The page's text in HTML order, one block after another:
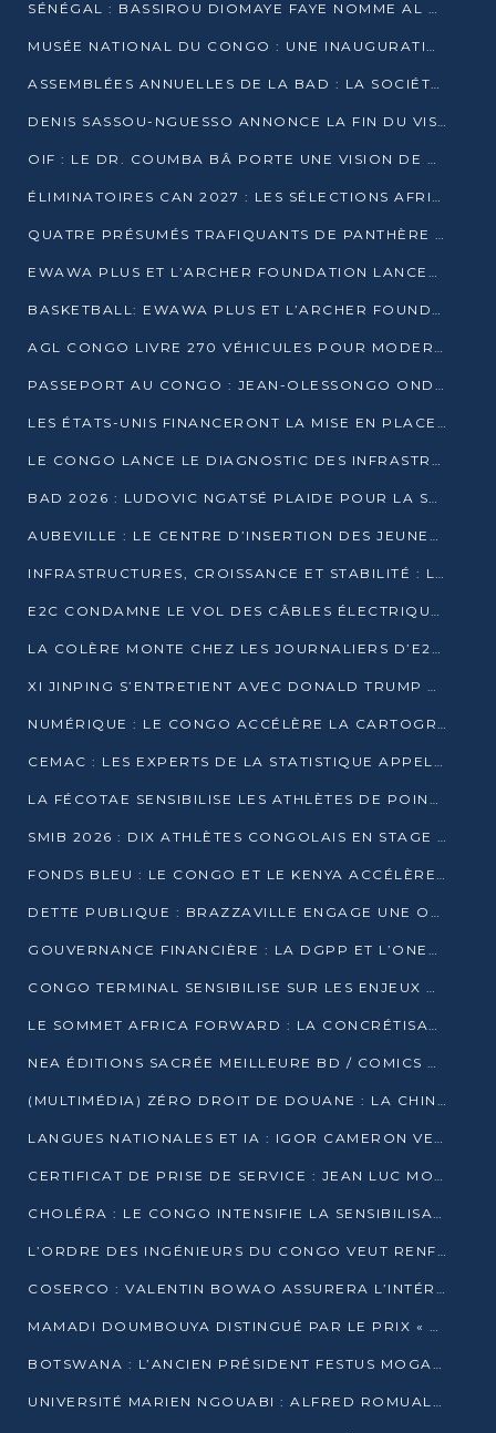
SÉNÉGAL : BASSIROU DIOMAYE FAYE NOMME AL AMINOU LÔ PREMIER MINISTRE
MUSÉE NATIONAL DU CONGO : UNE INAUGURATION PORTEUSE D’ESPOIR POUR LA CULTURE
ASSEMBLÉES ANNUELLES DE LA BAD : LA SOCIÉTÉ CIVILE CONGOLAISE À LA RECHERCHE DE PARTENAIRES POUR SES PROJETS
DENIS SASSOU-NGUESSO ANNONCE LA FIN DU VISA POUR LES AFRICAINS EN 2027
OIF : LE DR. COUMBA BÂ PORTE UNE VISION DE DIALOGUE, DE STABILITÉ ET DE RÉFORME À LA TÊTE
ÉLIMINATOIRES CAN 2027 : LES SÉLECTIONS AFRICAINES CONNAISSENT LEURS ADVERSAIRES
QUATRE PRÉSUMÉS TRAFIQUANTS DE PANTHÈRE ARRÊTÉS À EWO
EWAWA PLUS ET L’ARCHER FOUNDATION LANCENT UN CAMP DE BASKET POUR LES JEUNES À BRAZZAVILLE
BASKETBALL: EWAWA PLUS ET L’ARCHER FOUNDATION LANCENT UN CAMP POUR LES JEUNES
AGL CONGO LIVRE 270 VÉHICULES POUR MODERNISER LE TRANSPORT URBAIN
PASSEPORT AU CONGO : JEAN-OLESSONGO ONDAYE VEUT METTRE FIN AUX LENTEURS ADMINISTRATIVES
LES ÉTATS-UNIS FINANCERONT LA MISE EN PLACE DE JUSQU’À 50 CLINIQUES DE LUTTE CONTRE L’EBOLA
LE CONGO LANCE LE DIAGNOSTIC DES INFRASTRUCTURES SPORTIVES DU COMPLEXE DE KINTÉLÉ
BAD 2026 : LUDOVIC NGATSÉ PLAIDE POUR LA SOUVERAINETÉ FINANCIÈRE AFRICAINE
AUBEVILLE : LE CENTRE D’INSERTION DES JEUNES PRÊT À OUVRIR SES PORTES
INFRASTRUCTURES, CROISSANCE ET STABILITÉ : LA GUINÉE AFFÛTE SES AMBITIONS
E2C CONDAMNE LE VOL DES CÂBLES ÉLECTRIQUES APRÈS UNE VIDÉO VIRALE
LA COLÈRE MONTE CHEZ LES JOURNALIERS D’E2C QUI DÉNONCENT 20 ANS DE PRÉCARITÉ
XI JINPING S’ENTRETIENT AVEC DONALD TRUMP À BEIJING
NUMÉRIQUE : LE CONGO ACCÉLÈRE LA CARTOGRAPHIE DE SES INFRASTRUCTURES DIGITALES
CEMAC : LES EXPERTS DE LA STATISTIQUE APPELLENT À RENFORCER LA SÉCURISATION DES DONNÉES
LA FÉCOTAE SENSIBILISE LES ATHLÈTES DE POINTE-NOIRE À L’HYGIÈNE ALIMENTA
SMIB 2026 : DIX ATHLÈTES CONGOLAIS EN STAGE AU KENYA
FONDS BLEU : LE CONGO ET LE KENYA ACCÉLÈRENT LA MOBILISATION DES FINANCEMENTS
DETTE PUBLIQUE : BRAZZAVILLE ENGAGE UNE OPÉRATION DE RACHAT DE 575 MILLIONS DE DOLLARS
GOUVERNANCE FINANCIÈRE : LA DGPP ET L’ONEC-C VERS UN PARTENARIAT POUR ASSAINIR LES ENTREPRISES PUBLIQUES
CONGO TERMINAL SENSIBILISE SUR LES ENJEUX DE LA SANTÉ MENTALE EN
LE SOMMET AFRICA FORWARD : LA CONCRÉTISATION DE PARTENARIATS ÉQUILIBRÉS ET TOURNÉS VERS L’AVENIR ENTRE LE CONTINENT AFRICAIN ET LA FRANCE
NEA ÉDITIONS SACRÉE MEILLEURE BD / COMICS D’AFRIQUE AU KENYA
(MULTIMÉDIA) ZÉRO DROIT DE DOUANE : LA CHINE ET L’AFRIQUE VERS UNE PROXIMITÉ SANS PRÉCÉDENT (PAPIER GÉNÉRAL)
LANGUES NATIONALES ET IA : IGOR CAMERON VEUT ARRIMER LA STRATÉGIE IA À LA LOI SUR LA RECHERCHE
CERTIFICAT DE PRISE DE SERVICE : JEAN LUC MOUTHOU DÉMENT UNE « FAKE NEWS »
CHOLÉRA : LE CONGO INTENSIFIE LA SENSIBILISATION AU MARCHÉ DE TALANGAÏ
L’ORDRE DES INGÉNIEURS DU CONGO VEUT RENFORCER L’ÉTHIQUE ET LA CRÉDIBILITÉ DE LA PROFESSION
COSERCO : VALENTIN BOWAO ASSURERA L’INTÉRIM À LA TÊTE DU BUREAU EXÉCUTIF NATIONAL
MAMADI DOUMBOUYA DISTINGUÉ PAR LE PRIX « SUPER GRAND BÂTISSEUR BABACAR N’DIAYE »
BOTSWANA : L’ANCIEN PRÉSIDENT FESTUS MOGAE EST MORT À 86 ANS
UNIVERSITÉ MARIEN NGOUABI : ALFRED ROMUALD NGUYA POATY SOUTIENT UNE THÈSE SUR LE PARADOXE DE LA CROISSANCE EN ZONE CEMAC